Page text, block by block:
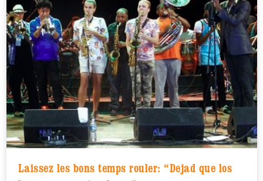
Laissez les bons temps rouler: “Dejad que los